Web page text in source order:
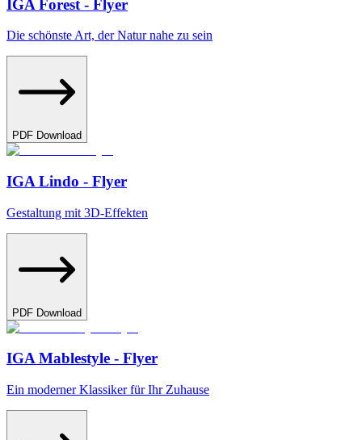
IGA Forest - Flyer
Die schönste Art, der Natur nahe zu sein
PDF Download
IGA Lindo - Flyer
Gestaltung mit 3D-Effekten
PDF Download
IGA Mablestyle - Flyer
Ein moderner Klassiker für Ihr Zuhause